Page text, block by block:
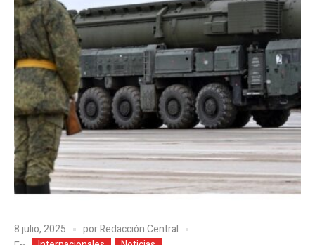
8 julio, 2025 porRedacción Central